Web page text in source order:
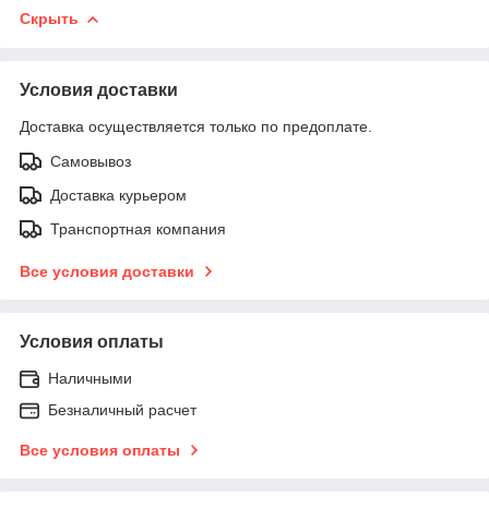
Скрыть
Условия доставки
Доставка осуществляется только по предоплате.
Самовывоз
Доставка курьером
Транспортная компания
Все условия доставки
Условия оплаты
Наличными
Безналичный расчет
Все условия оплаты